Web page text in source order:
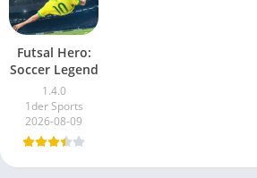
Futsal Hero:
Soccer Legend
1.4.0
1der Sports
2026-08-09